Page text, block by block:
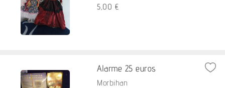
5,00 €
Alarme 25 euros
Morbihan